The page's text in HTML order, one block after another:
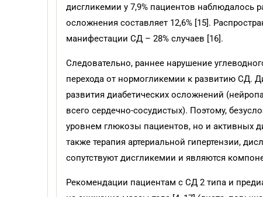
дисгликемии у 7,9% пациентов наблюдалось
осложнения составляет 12,6% [15].
манифестации СД – 28% случаев [16].
Следовательно, раннее нарушение
перехода от нормогликемии к развитию СД.
развития диабетических осложнений
всего сердечно-сосудистых). Поэтому,
уровнем глюкозы пациентов, но и активных
также терапия артериальной гипертензии,
сопутствуют дисгликемии и являются
Рекомендации пациентам с СД 2 типа и